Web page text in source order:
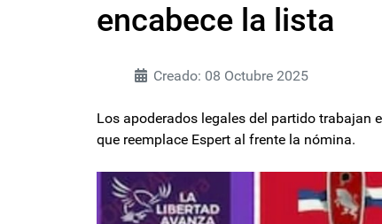
encabece la lista
Creado: 08 Octubre 2025
Los apoderados legales del partido trabajan
que reemplace Espert al frente la nómina.